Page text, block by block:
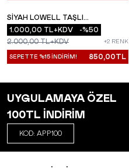
YENI
SIYAH LOWELL TAŞLI
SWEATSHIRT ATE-4514
1.000,00 TL+KDV -%50
2.000,00TL+KDV +2 RENK
SEPETTE %15 İNDİRİM! 850,00TL
UYGULAMAYA ÖZEL
100TL İNDİRİM
KOD: APP100